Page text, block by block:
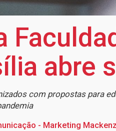
abre
com propostas para
- Marketing